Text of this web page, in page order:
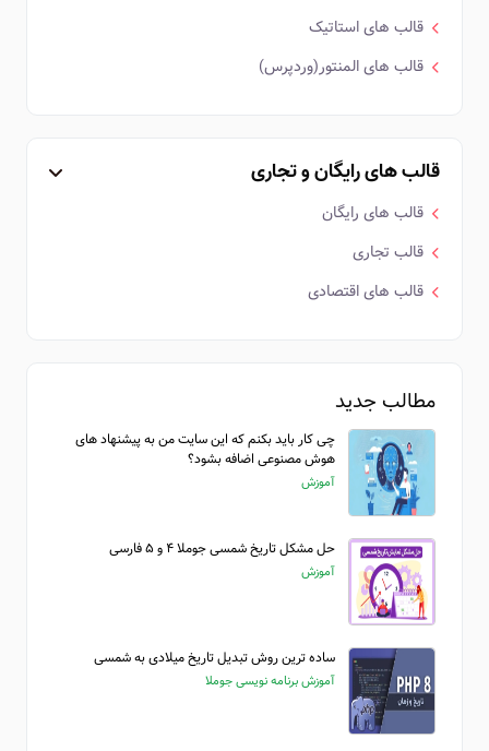
قالب های استاتیک
قالب های المنتور(وردپرس)
قالب های رایگان و تجاری
قالب های رایگان
قالب تجاری
قالب های اقتصادی
مطالب جدید
چی کار باید بکنم که این سایت من به پیشنهاد های
هوش مصنوعی اضافه بشود؟
آموزش
حل مشکل تاریخ شمسی جوملا ۴ و ۵ فارسی
آموزش
ساده ترین روش تبدیل تاریخ میلادی به شمسی
آموزش برنامه نویسی جوملا